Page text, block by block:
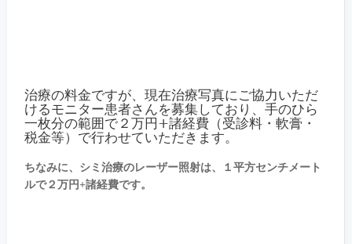
治療の料金ですが、現在治療写真にご協力いただ
けるモニター患者さんを募集しており、手のひら
一枚分の範囲で２万円+諸経費（受診料・軟膏・
税金等）で行わせていただきます。
ちなみに、シミ治療のレーザー照射は、１平方センチメート
ルで２万円+諸経費です。